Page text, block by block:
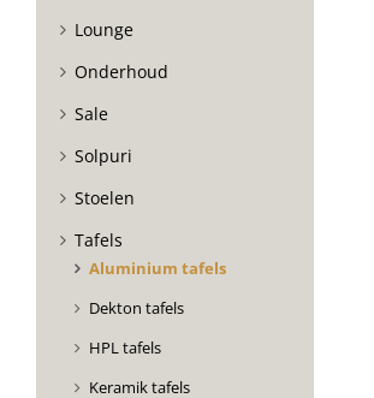
Lounge
Onderhoud
Sale
Solpuri
Stoelen
Tafels
Aluminium tafels
Dekton tafels
HPL tafels
Keramik tafels